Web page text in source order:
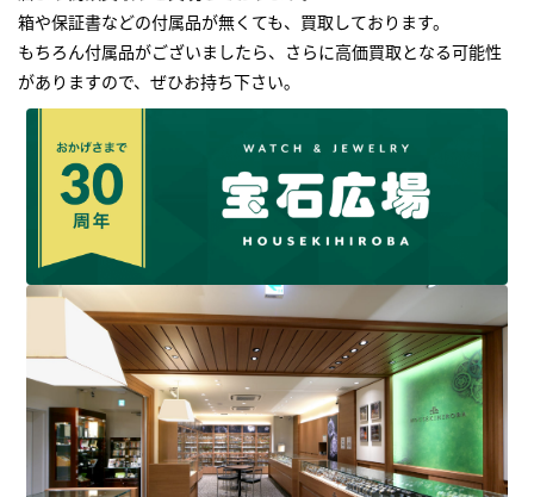
箱や保証書などの付属品が無くても、買取しております。
もちろん付属品がございましたら、さらに高価買取となる可能性
がありますので、ぜひお持ち下さい｡